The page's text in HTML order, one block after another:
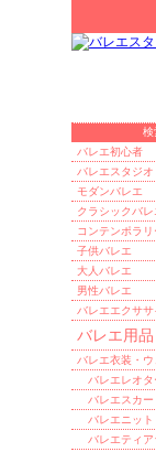
検
バレエ初心者
バレエスタジオ
モダンバレエ
クラシックバレ
コンテンポラリ
子供バレエ
大人バレエ
男性バレエ
バレエエクサ
バレエ用
バレエ衣装・ウ
バレエレオ
バレエスカー
バレエニット
バレエティ